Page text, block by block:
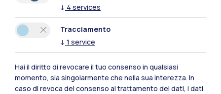
Polimi Community
Tutti i siti dell’ecosistema
Residenze Frontiere
↓ 4 services
Tracciamento
↓ 1 service
Hai il diritto di revocare il tuo consenso in qualsiasi
momento, sia singolarmente che nella sua interezza. In
caso di revoca del consenso al trattamento dei dati, i dati